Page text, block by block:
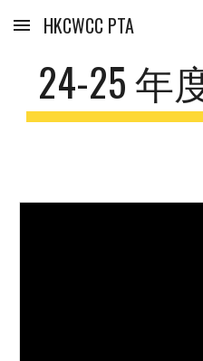
Skip to main content
HKCWCC PTA
24-25 年